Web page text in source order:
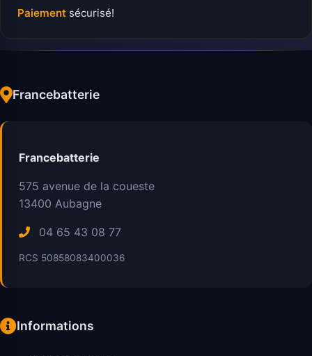
Paiement sécurisé!
Francebatterie
Francebatterie
575 avenue de la coueste
13400 Aubagne
04 65 43 08 77
RCS 50858083400036
Informations